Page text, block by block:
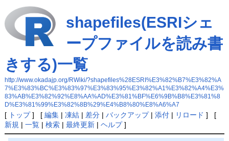
shapefiles(ESRIシェ
ープファイルを読み書
きする)一覧
http://www.okadajp.org/RWiki/?shapefiles%28ESRI%E3%82%B7%E3%82%A
7%E3%83%BC%E3%83%97%E3%83%95%E3%82%A1%E3%82%A4%E3%
83%AB%E3%82%92%E8%AA%AD%E3%81%BF%E6%9B%B8%E3%81%8
D%E3%81%99%E3%82%8B%29%E4%B8%80%E8%A6%A7
[ トップ] [ 編集| 凍結| 差分| バックアップ| 添付| リロード ] [
新規 | 一覧| 検索| 最終更新| ヘルプ]